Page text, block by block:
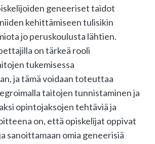
geneeriset taidot
kehittämiseen tulisikin
jo peruskoulusta lähtien.
on tärkeä rooli
tukemisessa
ja tämä voidaan toteuttaa
taitojen tunnistaminen ja
opintojaksojen tehtäviä ja
on, että opiskelijat oppivat
sanoittamaan omia geneerisiä